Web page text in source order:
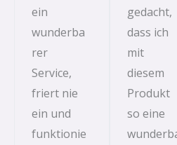
ein
wunderba
rer
Service,
friert nie
ein und
funktionie
gedacht,
dass ich
mit
diesem
Produkt
so eine